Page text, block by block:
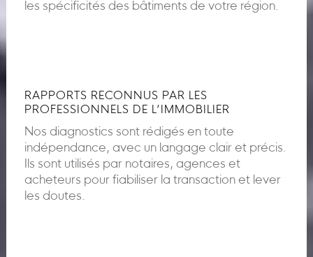
les spécificités des bâtiments de votre région.
RAPPORTS RECONNUS PAR LES
PROFESSIONNELS DE L’IMMOBILIER
Nos diagnostics sont rédigés en toute
indépendance, avec un langage clair et précis.
Ils sont utilisés par notaires, agences et
acheteurs pour fiabiliser la transaction et lever
les doutes.